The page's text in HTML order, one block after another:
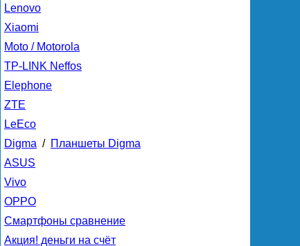
Lenovo
Xiaomi
Moto / Motorola
TP-LINK Neffos
Elephone
ZTE
LeEco
Digma / Планшеты Digma
ASUS
Vivo
OPPO
Смартфоны сравнение
Акция! деньги на счёт